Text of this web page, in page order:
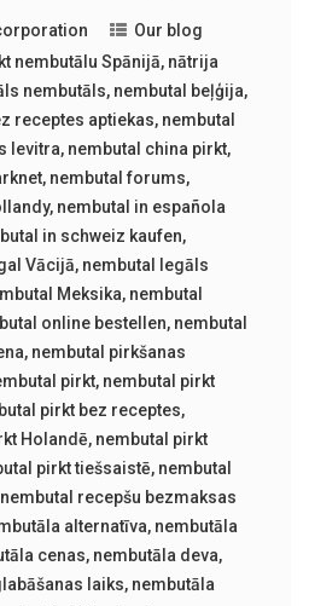
Our blog
nembutālu Spānijā, nātrija
nembutāls, nembutal beļģija,
receptes aptiekas, nembutal
levitra, nembutal china pirkt,
, nembutal forums,
, nembutal in española
in schweiz kaufen,
Vācijā, nembutal legāls
Meksika, nembutal
online bestellen, nembutal
, nembutal pirkšanas
pirkt, nembutal pirkt
pirkt bez receptes,
Holandē, nembutal pirkt
pirkt tiešsaistē, nembutal
nembutal recepšu bezmaksas
alternatīva, nembutāla
cenas, nembutāla deva,
laiks, nembutāla